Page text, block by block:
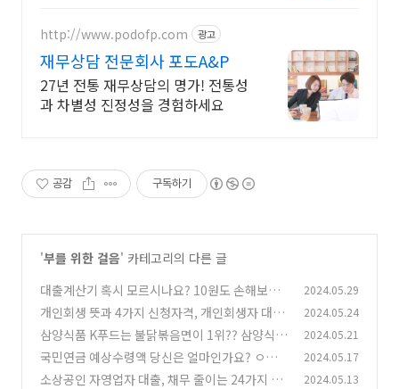
http://www.podofp.com 광고
재무상담 전문회사 포도A&P
27년 전통 재무상담의 명가! 전통성
과 차별성 진정성을 경험하세요
공감 구독하기
'부를 위한 걸음' 카테고리의 다른 글
대출계산기 혹시 모르시나요? 10원도 손해보지
않는 대출계산기 이용방법
(0)
2024.05.29
개인회생 뜻과 4가지 신청자격, 개인회생자 대출
방법 (2)
2024.05.24
삼양식품 K푸드는 불닭볶음면이 1위?? 삼양식품
주가 전망 분석 (0)
2024.05.21
국민연금 예상수령액 당신은 얼마인가요? ㅇㅇ
년 고갈 된다는데...
(0)
2024.05.17
소상공인 자영업자 대출, 채무 줄이는 24가지 방
2024.05.13